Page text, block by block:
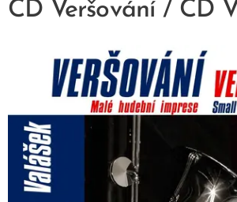
CD Veršování / CD